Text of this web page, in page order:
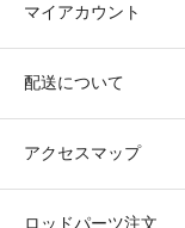
マイアカウント
配送について
アクセスマップ
ロッドパーツ注文